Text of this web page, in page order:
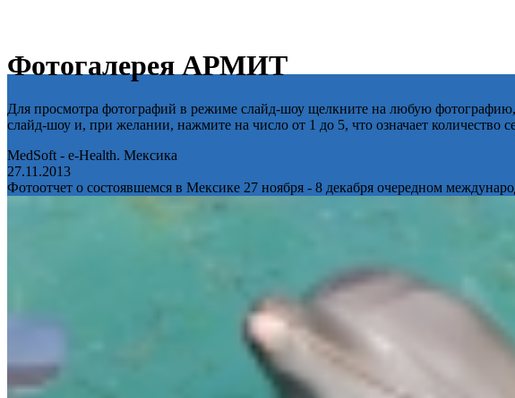
Фотогалерея АРМИТ
Для просмотра фотографий в режиме слайд-шоу щелкните на любую
слайд-шоу и, при желании, нажмите на число от 1 до 5, что означает
MedSoft - e-Health. Мексика
27.11.2013
Фотоотчет о состоявшемся в Мексике 27 ноября - 8 декабря очередном